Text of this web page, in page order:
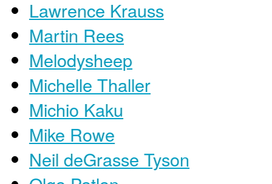
Lawrence Krauss
Martin Rees
Melodysheep
Michelle Thaller
Michio Kaku
Mike Rowe
Neil deGrasse Tyson